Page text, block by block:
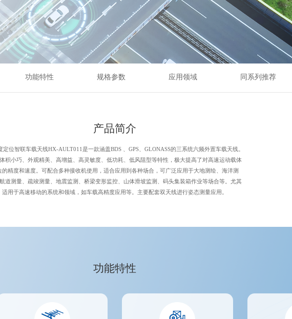
置及不同功能需求的产品转
计可减少车辆行驶时的阻力。
功能特性 规格参数 应用领域 同系列推荐
产品简介
定位智联车载天线HX-AULT011是一款涵盖BDS 、GPS、GLONASS的三系统六频外置车载天线。
积小巧、外观精美、高增益、高灵敏度、低功耗、低风阻型等特性，极大提高了对高速运动载体
的精度和速度。可配合多种接收机使用，适合应用到各种场合，可广泛应用于大地测绘、海洋测
道测量、疏竣测量、地震监测、桥梁变形监控、山体滑坡监测、码头集装箱作业等场合等。尤其
适用于高速移动的系统和领域，如车载高精度应用等。主要配套双天线进行姿态测量应用。
功能特性